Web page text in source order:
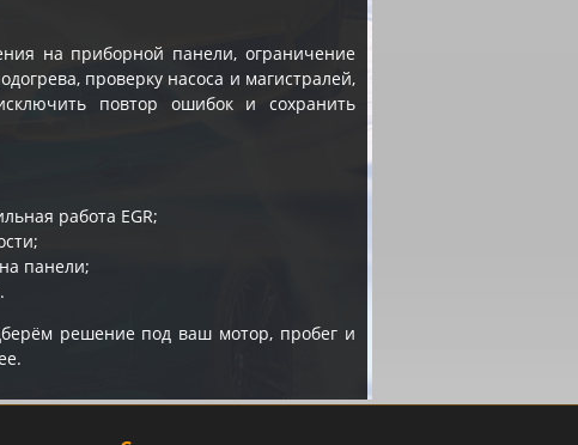
на приборной панели, ограничение
проверку насоса и магистралей,
повтор ошибок и сохранить
работа EGR;
панели;
решение под ваш мотор, пробег и